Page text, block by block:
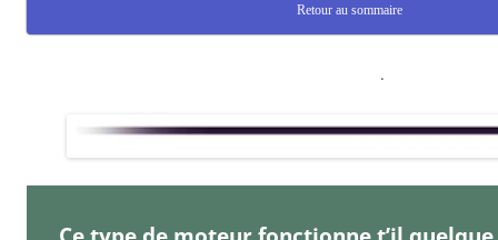
Retour au sommaire
.